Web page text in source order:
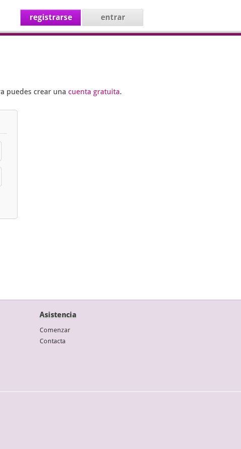
registrarse entrar
puedes crear una cuenta gratuita.
Asistencia
Comenzar
Contacta